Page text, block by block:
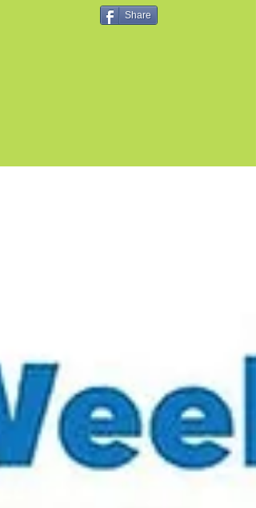
Share